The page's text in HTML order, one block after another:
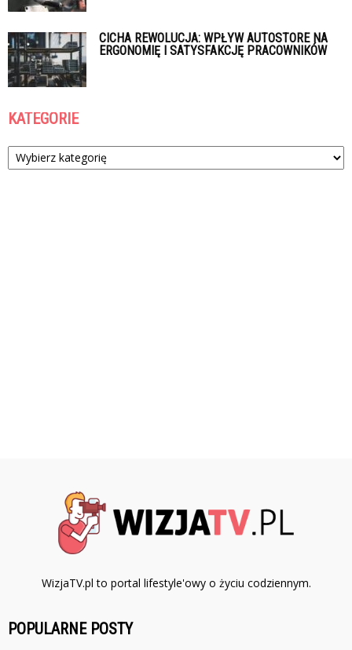
CICHA REWOLUCJA: WPŁYW AUTOSTORE NA
ERGONOMIĘ I SATYSFAKCJĘ PRACOWNIKÓW
KATEGORIE
Kategorie
WizjaTV.pl to portal lifestyle'owy o życiu codziennym.
POPULARNE POSTY